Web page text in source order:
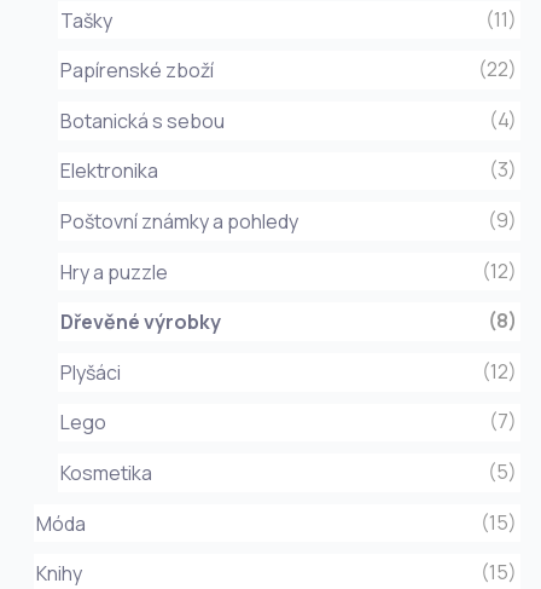
Tašky
(11)
Papírenské zboží
(22)
Botanická s sebou
(4)
Elektronika
(3)
Poštovní známky a pohledy
(9)
Hry a puzzle
(12)
Dřevěné výrobky
(8)
Plyšáci
(12)
Lego
(7)
Kosmetika
(5)
Móda
(15)
Knihy
(15)